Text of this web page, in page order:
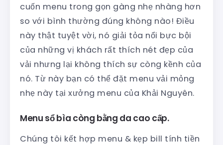
cuốn menu trong gọn gàng nhẹ nhàng hơn
so với bình thường đúng không nào! Điều
này thật tuyệt vời, nó giải tỏa nổi bực bội
của những vị khách rất thích nét đẹp của
vải nhưng lại không thích sự còng kềnh của
nó. Từ này bạn có thể đặt menu vải mỏng
nhẹ này tại xưởng menu của Khải Nguyên.
Menu sổ bìa còng bằng da cao cấp.
Chúng tôi kết hợp menu & kẹp bill tính tiền